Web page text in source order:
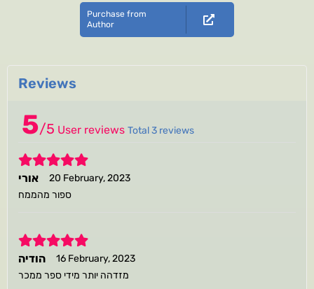
Purchase from
Author
Reviews
5/5 User reviews Total 3 reviews
5
אורי
20 February, 2023
ספור מהממח
5
הודיה
16 February, 2023
מזדהה יותר מידי ספר ממכר